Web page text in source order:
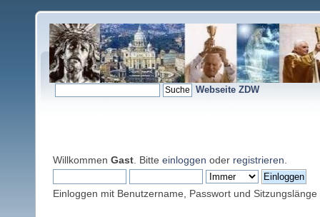
Webseite ZDW
Willkommen Gast . Bitte einloggen oder registrieren
Einloggen mit Benutzername, Passwort und Sitzungslänge